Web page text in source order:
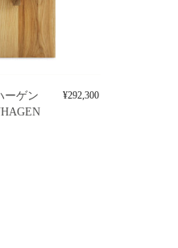
ーゲン
¥292,300